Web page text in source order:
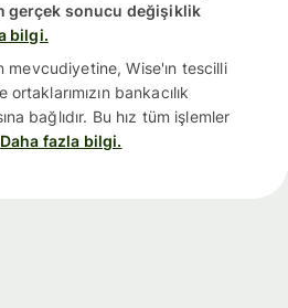
gerçek sonucu değişiklik
bilgi.
mevcudiyetine, Wise'ın tescilli
bankacılık
bağlıdır. Bu hız tüm işlemler
Daha fazla bilgi.